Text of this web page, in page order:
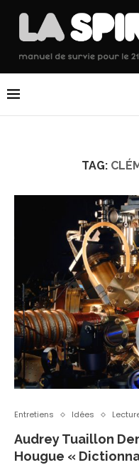
TAG:
Entretiens Idées
Audrey Tuaillon
Hougue «